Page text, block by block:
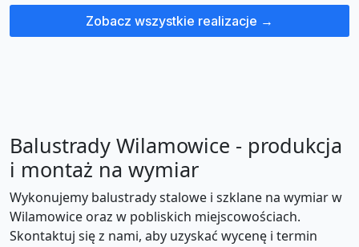
Zobacz wszystkie realizacje →
Balustrady Wilamowice - produkcja
i montaż na wymiar
Wykonujemy balustrady stalowe i szklane na wymiar w
Wilamowice oraz w pobliskich miejscowościach.
Skontaktuj się z nami, aby uzyskać wycenę i termin